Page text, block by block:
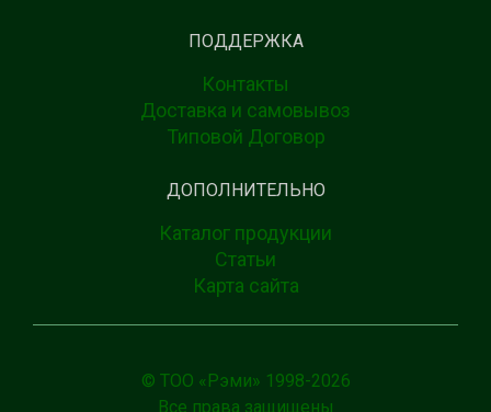
ПОДДЕРЖКА
Контакты
Доставка и самовывоз
Типовой Договор
ДОПОЛНИТЕЛЬНО
Каталог продукции
Статьи
Карта сайта
© ТОО «Рэми» 1998-2026
Все права защищены